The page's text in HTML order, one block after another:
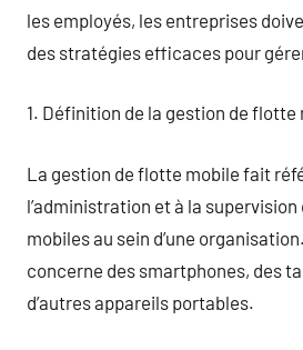
les employés, les entreprises
des stratégies efficaces pour
1. Définition de la gestion de flotte
La gestion de flotte mobile fait
l’administration et à la
mobiles au sein d’une
concerne des smartphones, des
d’autres appareils portables.